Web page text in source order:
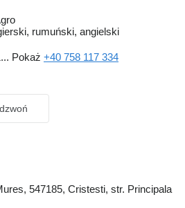
rumuński, angielski
Pokaż +40 758 117 334
547185, Cristesti, str. Principala